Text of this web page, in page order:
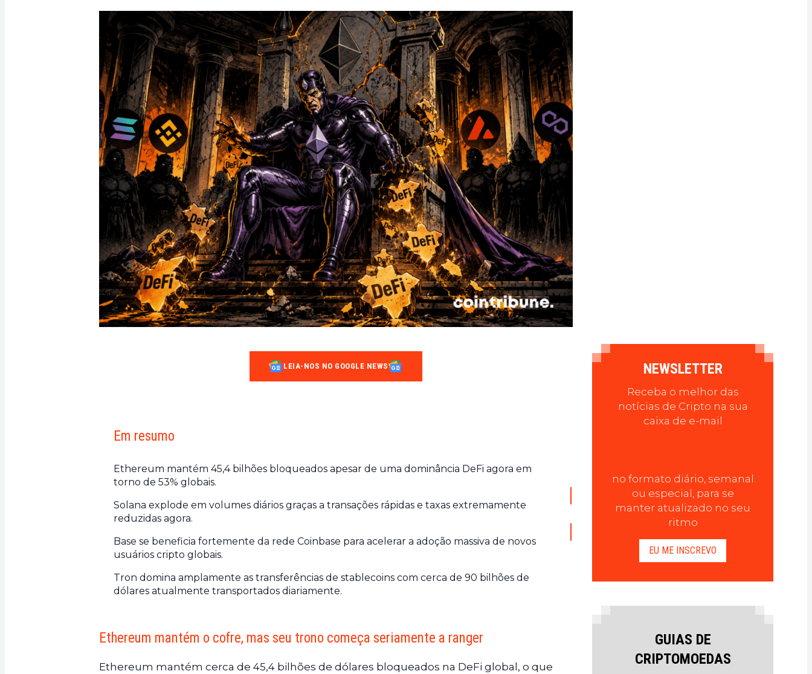
LEIA-NOS NO GOOGLE NEWS
Em resumo
Ethereum mantém 45,4 bilhões bloqueados apesar de uma dominância DeFi agora em
torno de 53% globais.
Solana explode em volumes diários graças a transações rápidas e taxas extremamente
reduzidas agora.
Base se beneficia fortemente da rede Coinbase para acelerar a adoção massiva de novos
usuários cripto globais.
Tron domina amplamente as transferências de stablecoins com cerca de 90 bilhões de
dólares atualmente transportados diariamente.
Ethereum mantém o cofre, mas seu trono começa seriamente a ranger
Ethereum mantém cerca de 45,4 bilhões de dólares bloqueados na DeFi global, o que
NEWSLETTER
Receba o melhor das
notícias de Cripto na sua
caixa de e-mail
no formato diário, semanal
ou especial, para se
manter atualizado no seu
ritmo
EU ME INSCREVO
GUIAS DE
CRIPTOMOEDAS